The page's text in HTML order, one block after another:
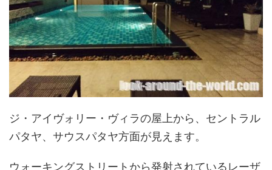
ジ・アイヴォリー・ヴィラの屋上から、セントラル
パタヤ、サウスパタヤ方面が見えます。
ウォーキングストリートから発射されているレーザ